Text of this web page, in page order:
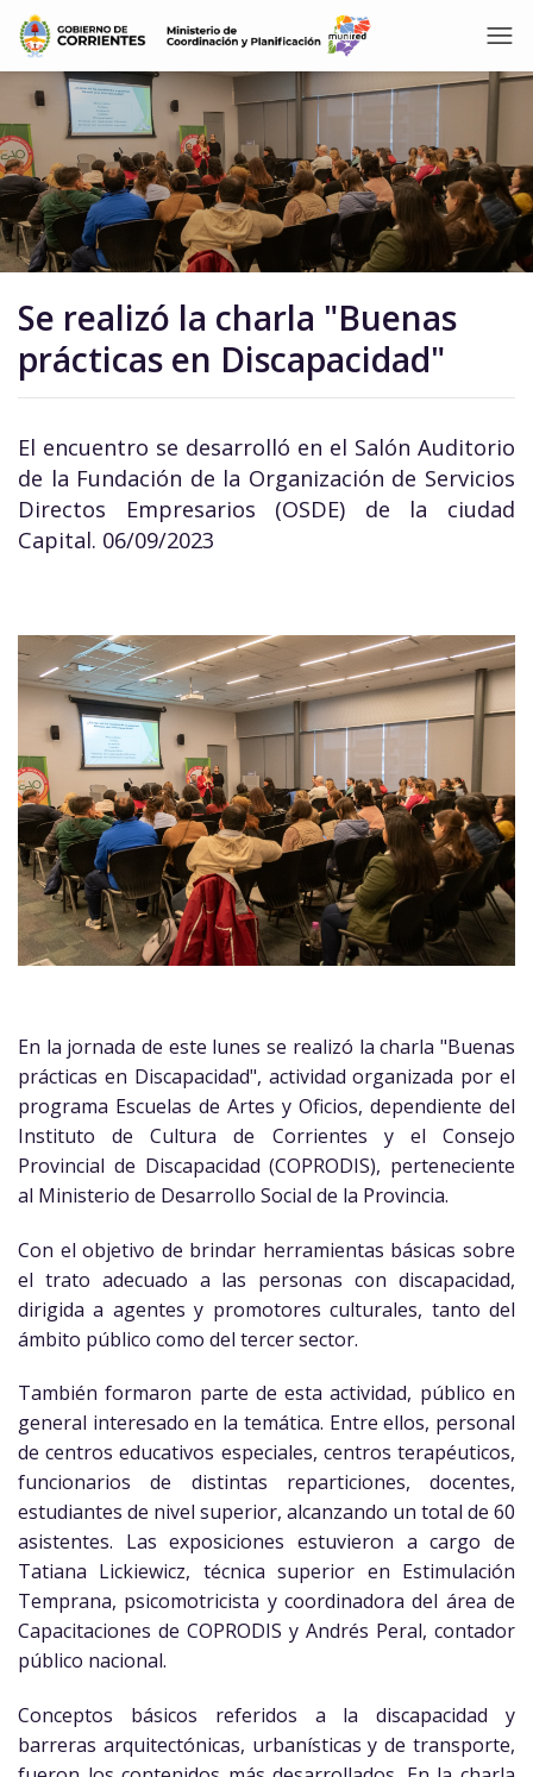
Se realizó la charla "Buenas
prácticas en Discapacidad"
El encuentro se desarrolló en el Salón Auditorio
de la Fundación de la Organización de Servicios
Directos Empresarios (OSDE) de la ciudad
Capital. 06/09/2023
En la jornada de este lunes se realizó la charla "Buenas
prácticas en Discapacidad", actividad organizada por el
programa Escuelas de Artes y Oficios, dependiente del
Instituto de Cultura de Corrientes y el Consejo
Provincial de Discapacidad (COPRODIS), perteneciente
al Ministerio de Desarrollo Social de la Provincia.
Con el objetivo de brindar herramientas básicas sobre
el trato adecuado a las personas con discapacidad,
dirigida a agentes y promotores culturales, tanto del
ámbito público como del tercer sector.
También formaron parte de esta actividad, público en
general interesado en la temática. Entre ellos, personal
de centros educativos especiales, centros terapéuticos,
funcionarios de distintas reparticiones, docentes,
estudiantes de nivel superior, alcanzando un total de 60
asistentes. Las exposiciones estuvieron a cargo de
Tatiana Lickiewicz, técnica superior en Estimulación
Temprana, psicomotricista y coordinadora del área de
Capacitaciones de COPRODIS y Andrés Peral, contador
público nacional.
Conceptos básicos referidos a la discapacidad y
barreras arquitectónicas, urbanísticas y de transporte,